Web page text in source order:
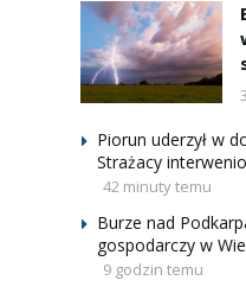
Piorun uderzył w
Strażacy
42 minuty temu
Burze nad
gospodarczy w
9 godzin temu